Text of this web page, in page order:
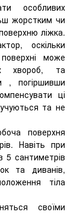
особливих
жорстким чи
ліжка.
оскільки
може
хвороб, та
, погіршивши
ці
та не
поверхня
Навіть при
5 сантиметрів
та диванів,
тіла
своїми